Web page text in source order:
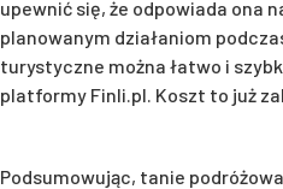
upewnić się, że odpowiada ona
planowanym działaniom
turystyczne można łatwo i
platformy Finli.pl. Koszt to już
Podsumowując, tanie